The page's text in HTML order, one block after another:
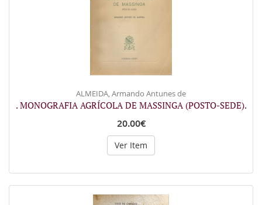
ALMEIDA, Armando Antunes de
. MONOGRAFIA AGRÍCOLA DE MASSINGA (POSTO-SEDE).
20.00€
Ver Item